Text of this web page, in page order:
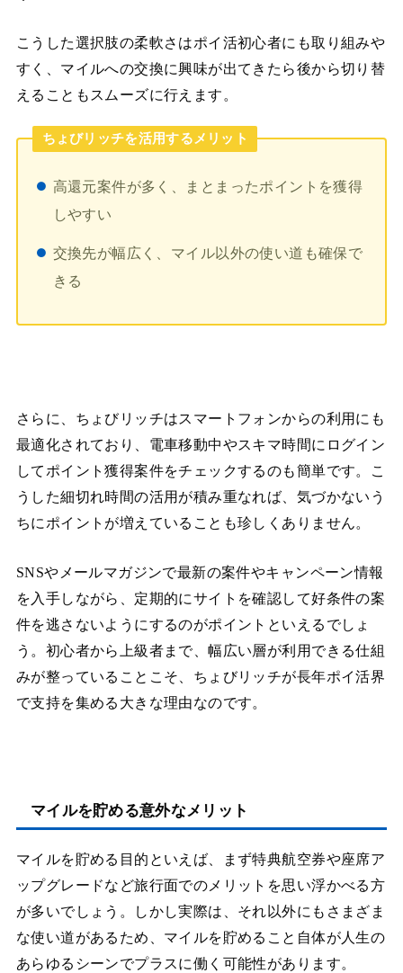
こうした選択肢の柔軟さはポイ活初心者にも取り組みや
すく、マイルへの交換に興味が出てきたら後から切り替
えることもスムーズに行えます。
ちょびリッチを活用するメリット
高還元案件が多く、まとまったポイントを獲得
しやすい
交換先が幅広く、マイル以外の使い道も確保で
きる
さらに、ちょびリッチはスマートフォンからの利用にも
最適化されており、電車移動中やスキマ時間にログイン
してポイント獲得案件をチェックするのも簡単です。こ
うした細切れ時間の活用が積み重なれば、気づかないう
ちにポイントが増えていることも珍しくありません。
SNSやメールマガジンで最新の案件やキャンペーン情報
を入手しながら、定期的にサイトを確認して好条件の案
件を逃さないようにするのがポイントといえるでしょ
う。初心者から上級者まで、幅広い層が利用できる仕組
みが整っていることこそ、ちょびリッチが長年ポイ活界
で支持を集める大きな理由なのです。
マイルを貯める意外なメリット
マイルを貯める目的といえば、まず特典航空券や座席ア
ップグレードなど旅行面でのメリットを思い浮かべる方
が多いでしょう。しかし実際は、それ以外にもさまざま
な使い道があるため、マイルを貯めること自体が人生の
あらゆるシーンでプラスに働く可能性があります。